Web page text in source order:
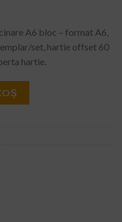
A6 bloc – format A6,
set, hartie offset 60
hartie.
vaccinare A6 bloc